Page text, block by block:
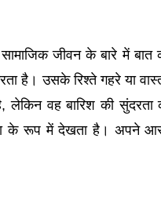
जीवन के बारे में बात
है। उसके रिश्ते गहरे या
लेकिन वह बारिश की
के रूप में देखता है। अपने